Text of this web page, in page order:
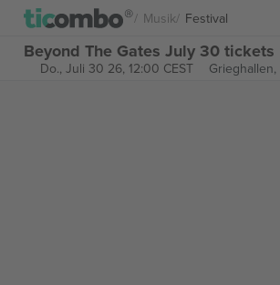
Musik Festival
Beyond The Gates July 30 tickets
Do., Juli 30 26, 12:00 CEST Grieghallen,